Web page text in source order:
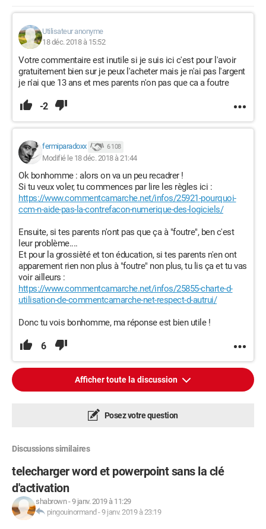
Utilisateur anonyme
18 déc. 2018 à 15:52
Votre commentaire est inutile si je suis ici c'est pour l'avoir
gratuitement bien sur je peux l'acheter mais je n'ai pas l'argent
je n'ai que 13 ans et mes parents n'on pas que ca a foutre
-2
fermiparadoxx 6 108
Modifié le 18 déc. 2018 à 21:44
Ok bonhomme : alors on va un peu recadrer !
Si tu veux voler, tu commences par lire les règles ici :
https://www.commentcamarche.net/infos/25921-pourquoi-
ccm-n-aide-pas-la-contrefacon-numerique-des-logiciels/
Ensuite, si tes parents n'ont pas que ça à "foutre", ben c'est
leur problème....
Et pour la grossièté et ton éducation, si tes parents n'en ont
apparement rien non plus à "foutre" non plus, tu lis ça et tu vas
voir ailleurs :
https://www.commentcamarche.net/infos/25855-charte-d-
utilisation-de-commentcamarche-net-respect-d-autrui/
Donc tu vois bonhomme, ma réponse est bien utile !
6
Afficher toute la discussion
Posez votre question
Discussions similaires
telecharger word et powerpoint sans la clé
d'activation
shabrown-9 janv. 2019 à 11:29
pingouinormand -9 janv. 2019 à 23:19